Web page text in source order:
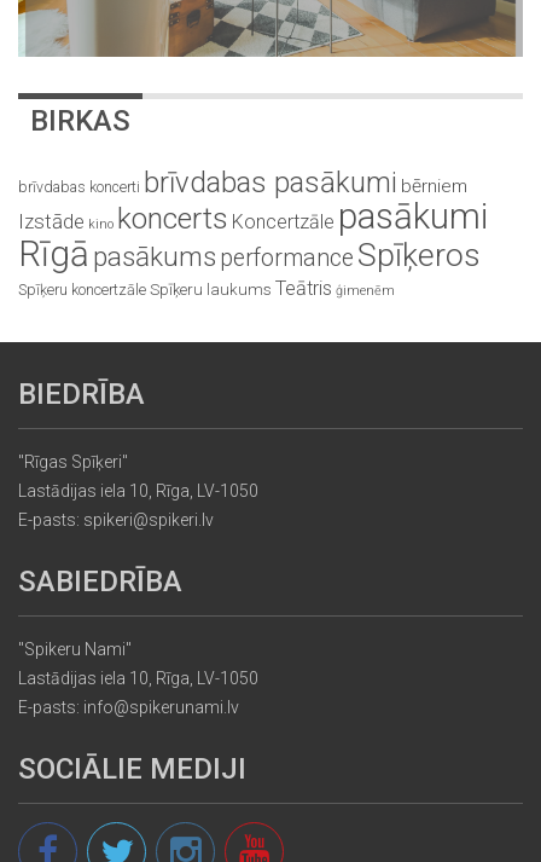
BIRKAS
brīvdabas koncerti brīvdabas pasākumi bērniem
Izstāde kino koncerts Koncertzāle pasākumi
Rīgā pasākums performance Spīķeros
Spīķeru koncertzāle Spīķeru laukums Teātris ģimenēm
BIEDRĪBA
"Rīgas Spīķeri"
Lastādijas iela 10, Rīga, LV-1050
E-pasts: spikeri@spikeri.lv
SABIEDRĪBA
"Spikeru Nami"
Lastādijas iela 10, Rīga, LV-1050
E-pasts: info@spikerunami.lv
SOCIĀLIE MEDIJI